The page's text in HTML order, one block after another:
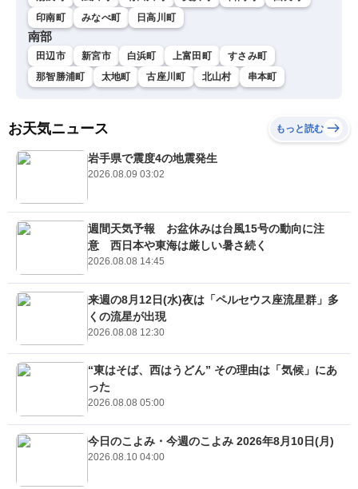
印南町
みなべ町 日高川町
南部
田辺市 新宮市 白浜町 上富田町
すさみ町
那智勝浦町
太地町 古座川町 北山村 串本町
お天気ニュース もっと読む
岩手県で震度4の地震発生
2026.08.09 03:02
週間天気予報 お盆休みは台風15号の動向に注
意 西日本や東海は厳しい暑さ続く
2026.08.08 14:45
来週の8月12日(水)夜は「ペルセウス座流星群」多
くの流星が出現
2026.08.08 12:30
“東はそば、西はうどん” その理由は「気候」にあ
った
2026.08.08 05:00
今日のこよみ・今週のこよみ 2026年8月10日(月)
2026.08.10 04:00